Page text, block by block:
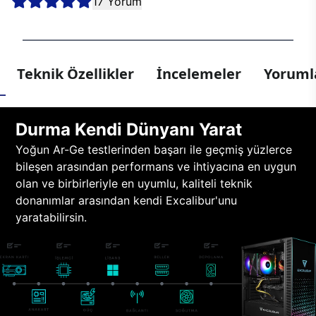
Teknik Özellikler İncelemeler
Durma Kendi Dünyanı Yarat
Yoğun Ar-Ge testlerinden başarı ile geçmiş yüzlerce
bileşen arasından performans ve ihtiyacına en uygun
olan ve birbirleriyle en uyumlu, kaliteli teknik
donanımlar arasından kendi Excalibur'unu
yaratabilirsin.